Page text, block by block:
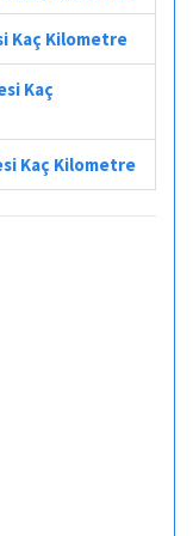
Kaç Kilometre
Kaç
Kaç Kilometre